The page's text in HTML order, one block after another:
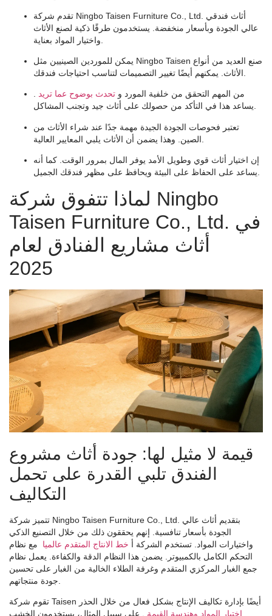
تقدم شركة Ningbo Taisen Furniture Co., Ltd. أثاث فندقي
عالي الجودة وبأسعار منخفضة. يستخدمون طرقًا ذكية لصنع الأثاث
يمكن للموردين الصينيين مثل Ningbo Taisen صنع العديد من أنواع
من المهم التحقق من خلفية المورد و تحدث بوضوح عما تريد .
يساعد هذا في التأكد من حصولك على أثاث جيد وتجنب المشاكل.
تعتبر فحوصات الجودة الجيدة مهمة جدًا عند شراء الأثاث من
إن اختيار أثاث قوي وطويل الأمد يوفر المال بمرور الوقت. كما أنه
لماذا تتفوق شركة Ningbo
Taisen Furniture Co., Ltd. في
أثاث مشاريع الفنادق لعام
قيمة لا مثيل لها: جودة أثاث مشروع
الفندق تلبي القدرة على تحمل
التكاليف
تتميز شركة Ningbo Taisen Furniture Co., Ltd. بتقديم أثاث عالي
الجودة بأسعار تنافسية. إنهم يحققون ذلك من خلال التصنيع الذكي
واختيارات المواد. تستخدم الشركة أ خط الانتاج المتقدم عالميا
مع نظام
التحكم الكامل بالكمبيوتر. يضمن هذا النظام الدقة والكفاءة. يعمل نظام
جمع الغبار المركزي المتقدم وغرفة الطلاء الخالية من الغبار على تحسين
تقوم شركة Taisen أيضًا بإدارة تكاليف الإنتاج بشكل فعال من خلال الحذر
اختيار المواد وهندسة القيمة . على سبيل المثال، يستخدمون الخشب